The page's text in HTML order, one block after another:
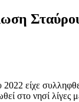
Σταύρου
είχε
στο νησί λίγες